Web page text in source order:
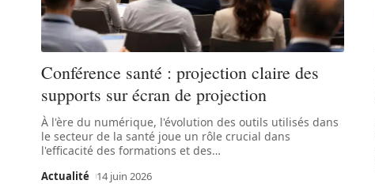
Conférence santé : projection claire des
supports sur écran de projection
À l'ère du numérique, l'évolution des outils utilisés dans
le secteur de la santé joue un rôle crucial dans
l'efficacité des formations et des…
Actualité 14 juin 2026